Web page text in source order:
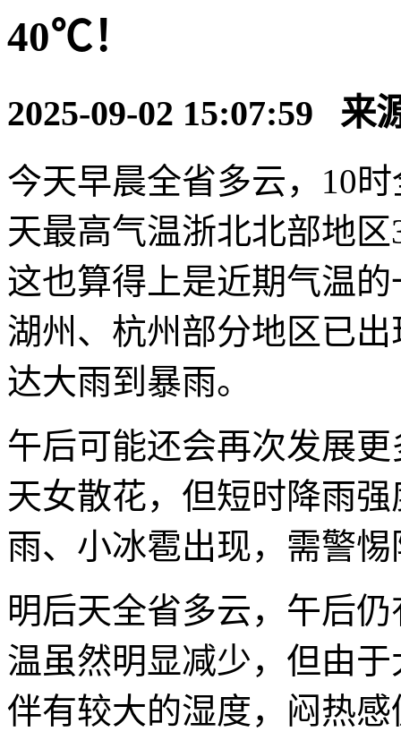
40℃！
2025-09-02 15:07:59 来
今天早晨全省多云，10
天最高气温浙北北部地
这也算得上是近期气温
湖州、杭州部分地区已
达大雨到暴雨。
午后可能还会再次发展
天女散花，但短时降雨
雨、小冰雹出现，需警惕
明后天全省多云，午后
温虽然明显减少，但由
伴有较大的湿度，闷热